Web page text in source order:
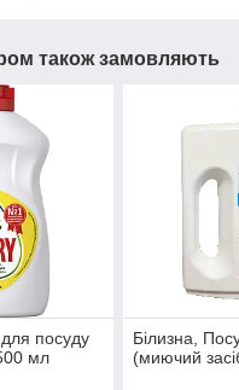
також замовляють
посуду
мл
Білизна,
(миючий